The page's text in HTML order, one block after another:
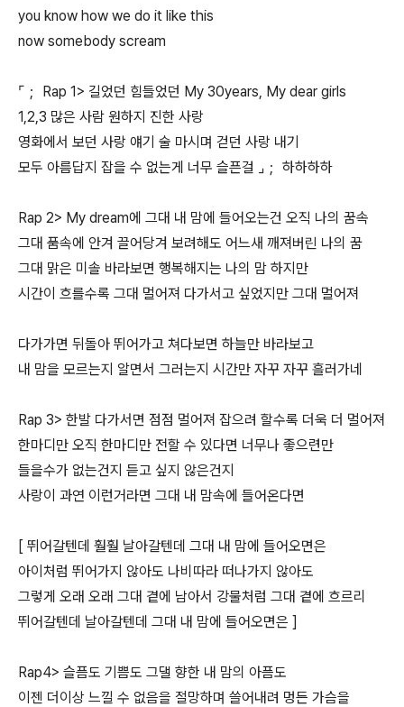
you know how we do it like this
now somebody scream
⌜； Rap 1> 길었던 힘들었던 My 30years, My dear girls
1,2,3 많은 사람 원하지 진한 사랑
영화에서 보던 사랑 얘기 술 마시며 걷던 사랑 내기
모두 아름답지 잡을 수 없는게 너무 슬픈걸 ⌟； 하하하하
Rap 2> My dream에 그대 내 맘에 들어오는건 오직 나의 꿈속
그대 품속에 안겨 끌어당겨 보려해도 어느새 깨져버린 나의 꿈
그대 맑은 미솔 바라보면 행복해지는 나의 맘 하지만
시간이 흐를수록 그대 멀어져 다가서고 싶었지만 그대 멀어져
다가가면 뒤돌아 뛰어가고 쳐다보면 하늘만 바라보고
내 맘을 모르는지 알면서 그러는지 시간만 자꾸 자꾸 흘러가네
Rap 3> 한발 다가서면 점점 멀어져 잡으려 할수록 더욱 더 멀어져
한마디만 오직 한마디만 전할 수 있다면 너무나 좋으련만
들을수가 없는건지 듣고 싶지 않은건지
사랑이 과연 이런거라면 그대 내 맘속에 들어온다면
[ 뛰어갈텐데 훨훨 날아갈텐데 그대 내 맘에 들어오면은
아이처럼 뛰어가지 않아도 나비따라 떠나가지 않아도
그렇게 오래 오래 그대 곁에 남아서 강물처럼 그대 곁에 흐르리
뛰어갈텐데 날아갈텐데 그대 내 맘에 들어오면은 ]
Rap4> 슬픔도 기쁨도 그댈 향한 내 맘의 아픔도
이젠 더이상 느낄 수 없음을 절망하며 쓸어내려 멍든 가슴을